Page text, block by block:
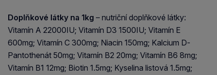
Doplňkové látky na 1kg – nutriční doplňkové látky:
Vitamín A 22000IU; Vitamín D3 1500IU; Vitamín E
600mg; Vitamín C 300mg; Niacin 150mg; Kalcium D-
Pantothenát 50mg; Vitamín B2 20mg; Vitamín B6 8mg;
Vitamín B1 12mg; Biotin 1.5mg; Kyselina listová 1.5mg;